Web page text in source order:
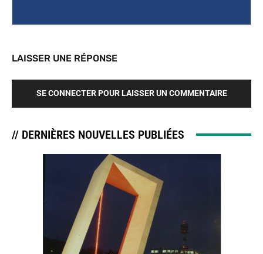
LAISSER UNE RÉPONSE
SE CONNECTER POUR LAISSER UN COMMENTAIRE
// DERNIÈRES NOUVELLES PUBLIÉES